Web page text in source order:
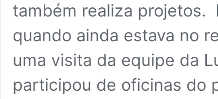
também realiza projetos.
quando ainda estava no
uma visita da equipe da
participou de oficinas do